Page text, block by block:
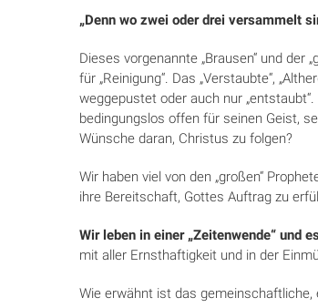
„Denn wo zwei oder drei versammelt
Dieses vorgenannte „Brausen“ und der
für „Reinigung“. Das „Verstaubte“,
weggepustet oder auch nur
bedingungslos offen für seinen Geist,
Wünsche daran, Christus zu folgen?
Wir haben viel von den „großen“
ihre Bereitschaft, Gottes Auftrag zu
Wir leben in einer „Zeitenwende“ und
mit aller Ernsthaftigkeit und in der
Wie erwähnt ist das gemeinschaftliche,